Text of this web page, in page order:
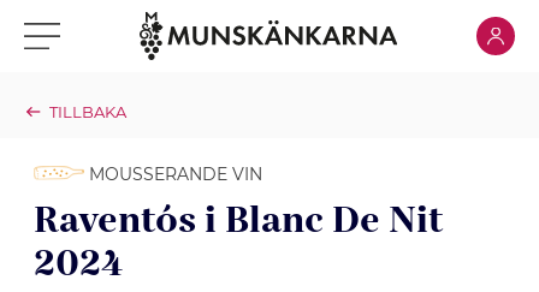
Klicka för meny Klicka
TILLBAKA
MOUSSERANDE VIN
Raventós i Blanc De Nit
2024